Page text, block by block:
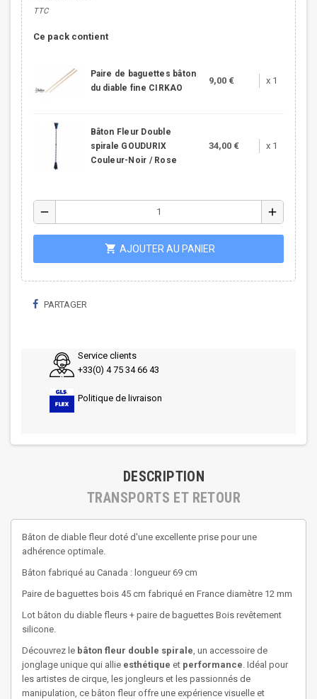
TTC
Ce pack contient
Paire de baguettes bâton
du diable fine CIRKAO
9,00 € x 1
Bâton Fleur Double
spirale GOUDURIX
Couleur-Noir / Rose
34,00 € x 1
remove add
shopping_cart AJOUTER AU PANIER
PARTAGER
Service clients
+33(0) 4 75 34 66 43
Politique de livraison
DESCRIPTION
TRANSPORTS ET RETOUR
Bâton de diable fleur doté d'une excellente prise pour une
adhérence optimale.
Bâton fabriqué au Canada : longueur 69 cm
Paire de baguettes bois 45 cm fabriqué en France diamètre 12 mm
Lot bâton du diable fleurs + paire de baguettes Bois revêtement
silicone.
Découvrez le bâton fleur double spirale , un accessoire de
jonglage unique qui allie esthétique et performance . Idéal pour
les artistes de cirque, les jongleurs et les passionnés de
manipulation, ce bâton fleur offre une expérience visuelle et